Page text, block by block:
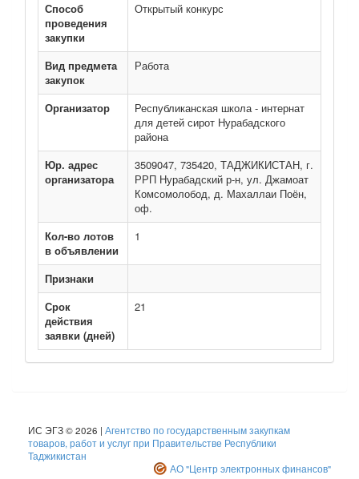
Способ
проведения
закупки
Открытый конкурс
Вид предмета
закупок
Работа
Организатор
Республиканская школа - интернат
для детей сирот Нурабадского
района
Юр. адрес
организатора
3509047, 735420, ТАДЖИКИСТАН, г.
РРП Нурабадский р-н, ул. Джамоат
Комсомолобод, д. Махаллаи Поён,
оф.
Кол-во лотов
в объявлении
1
Признаки
Срок
действия
заявки (дней)
21
ИС ЭГЗ © 2026 | Агентство по государственным закупкам
товаров, работ и услуг при Правительстве Республики
Таджикистан
АО "Центр электронных финансов"